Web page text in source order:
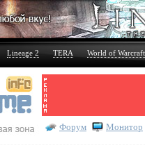
Lineage 2 TERA World of Warcraft
Форум Монитор